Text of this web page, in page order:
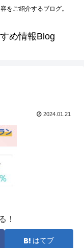
をご紹介するブログ。
め情報Blog
2024.01.21
！
はてブ